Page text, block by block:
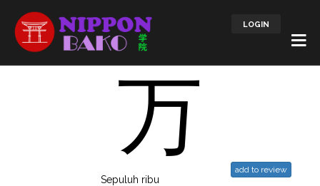
LOGIN
万 add to review
Sepuluh ribu